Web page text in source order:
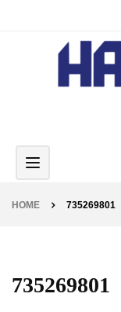
Toggle navigation
HOME 735269801
735269801